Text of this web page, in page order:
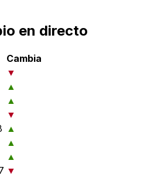
en directo
Cambia
▼
▲
▲
▼
▲
▲
▲
▼